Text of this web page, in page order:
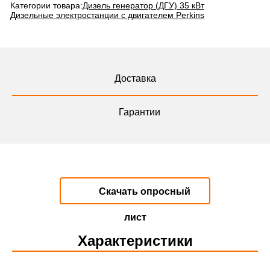
Категории товара:Дизель генератор (ДГУ) 35 кВт
Дизельные электростанции с двигателем Perkins
Доставка
Гарантии
Скачать опросный
лист
Характеристики